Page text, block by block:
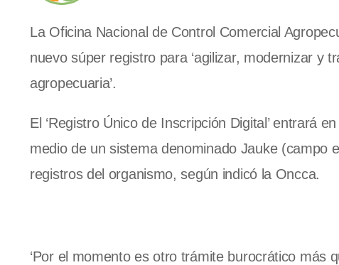
La Oficina Nacional de Control Comercial
nuevo súper registro para ‘agilizar, modernizar y
agropecuaria’.
El ‘Registro Único de Inscripción Digital’ entrará
medio de un sistema denominado Jauke (campo
registros del organismo, según indicó la Oncca.
‘Por el momento es otro trámite burocrático más